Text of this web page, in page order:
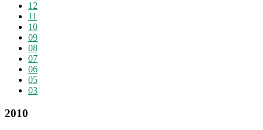
12
11
10
09
08
07
06
05
03
2010